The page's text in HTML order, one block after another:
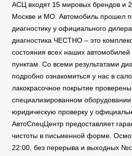
АСЦ входят 15 мировых брендов и
Москве и МО. Автомобиль прошел
диагностику у официального
диагностика ЧЕСТНО – это
состояния всех наших
пунктам. Со всеми результатами
подробно ознакомиться у нас в
лакокрасочное покрытие
специализированном
юридическую проверку у
АвтоСпецЦентр предоставляет
чистоты в письменной форме.
22:00, без перерыва и выходных